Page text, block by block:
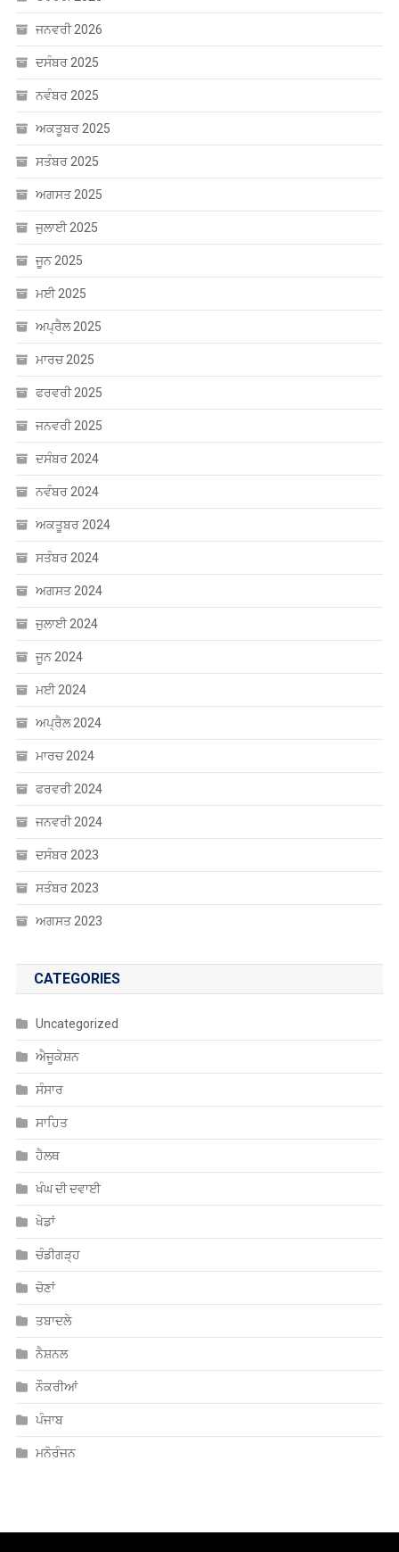
ਜਨਵਰੀ 2026
ਦਸੰਬਰ 2025
ਨਵੰਬਰ 2025
ਅਕਤੂਬਰ 2025
ਸਤੰਬਰ 2025
ਅਗਸਤ 2025
ਜੁਲਾਈ 2025
ਜੂਨ 2025
ਮਈ 2025
ਅਪ੍ਰੈਲ 2025
ਮਾਰਚ 2025
ਫਰਵਰੀ 2025
ਜਨਵਰੀ 2025
ਦਸੰਬਰ 2024
ਨਵੰਬਰ 2024
ਅਕਤੂਬਰ 2024
ਸਤੰਬਰ 2024
ਅਗਸਤ 2024
ਜੁਲਾਈ 2024
ਜੂਨ 2024
ਮਈ 2024
ਅਪ੍ਰੈਲ 2024
ਮਾਰਚ 2024
ਫਰਵਰੀ 2024
ਜਨਵਰੀ 2024
ਦਸੰਬਰ 2023
ਸਤੰਬਰ 2023
ਅਗਸਤ 2023
CATEGORIES
ਐਜੂਕੇਸ਼ਨ
ਸੰਸਾਰ
ਸਾਹਿਤ
ਹੈਲਥ
ਖੰਘ ਦੀ ਦਵਾਈ
ਖੇਡਾਂ
ਚੰਡੀਗੜ੍ਹ
ਚੋਣਾਂ
ਤਬਾਦਲੇ
ਨੈਸ਼ਨਲ
ਨੌਕਰੀਆਂ
ਪੰਜਾਬ
ਮਨੋਰੰਜਨ